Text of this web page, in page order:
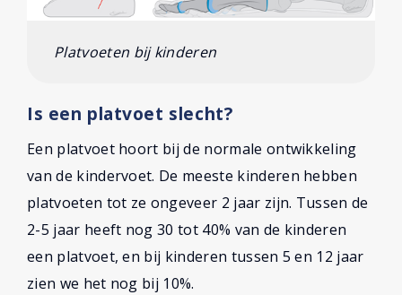
Platvoeten bij kinderen
Is een platvoet slecht?
Een platvoet hoort bij de normale ontwikkeling
van de kindervoet. De meeste kinderen hebben
platvoeten tot ze ongeveer 2 jaar zijn. Tussen de
2-5 jaar heeft nog 30 tot 40% van de kinderen
een platvoet, en bij kinderen tussen 5 en 12 jaar
zien we het nog bij 10%.